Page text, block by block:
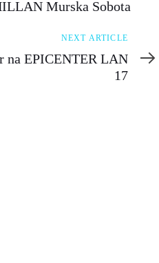
Murska Sobota
NEXT ARTICLE
na EPICENTER LAN
17